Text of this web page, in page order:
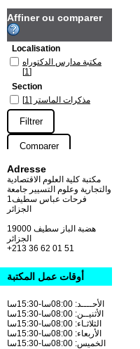
Affiner ou comparer
Localisation
مكتبة مدارس الدكتوراه
[1]
Section
مذكرات الماستر [1]
Adresse
مكتبة كلية العلوم الاقتصادية
والتجارية وعلوم التسيير جامعة
فرحات عباس سطيف1
الجزائر
19000 هضبة الباز سطيف
+213 36 62 01 51
أوقات عمل المكتبة
الأحــــد: 08:00سا-15:30سا
الأثنيــن: 08:00سا-15:30سا
الثلاثـاء: 08:00سا-15:30سا
الأربعاء: 08:00سا-15:30سا
الخميس: 08:00سا-15:30سا